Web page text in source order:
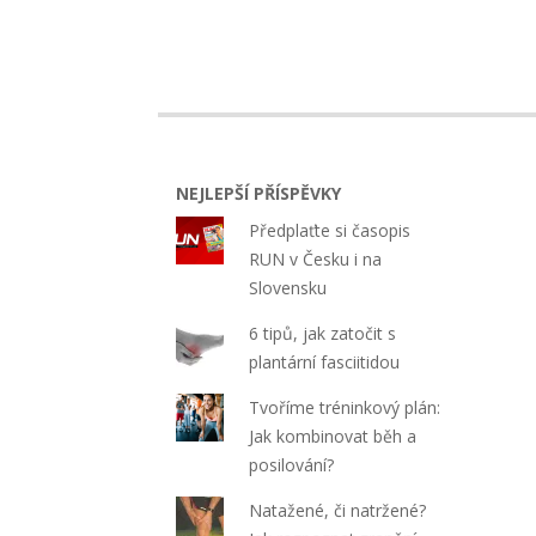
NEJLEPŠÍ PŘÍSPĚVKY
Předplaťte si časopis
RUN v Česku i na
Slovensku
6 tipů, jak zatočit s
plantární fasciitidou
Tvoříme tréninkový plán:
Jak kombinovat běh a
posilování?
Natažené, či natržené?